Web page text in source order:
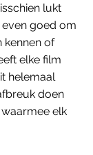
lukt
goed om
kennen of
elke film
helemaal
doen
elk